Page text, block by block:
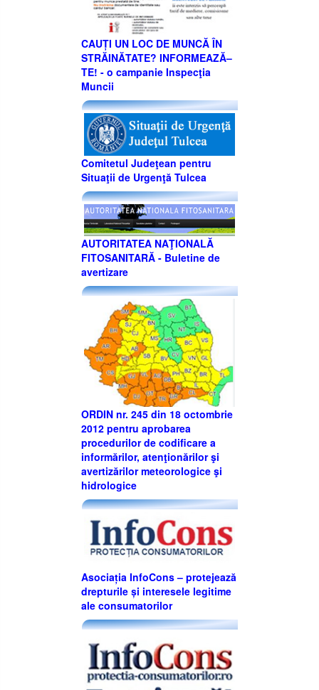
CAUȚI UN LOC DE MUNCĂ ÎN
STRĂINĂTATE? INFORMEAZĂ–
TE! - o campanie Inspecţia
Muncii
Comitetul Judeţean pentru
Situaţii de Urgenţă Tulcea
AUTORITATEA NAŢIONALĂ
FITOSANITARĂ - Buletine de
avertizare
ORDIN nr. 245 din 18 octombrie
2012 pentru aprobarea
procedurilor de codificare a
informărilor, atenţionărilor şi
avertizărilor meteorologice şi
hidrologice
Asociația InfoCons – protejează
drepturile și interesele legitime
ale consumatorilor